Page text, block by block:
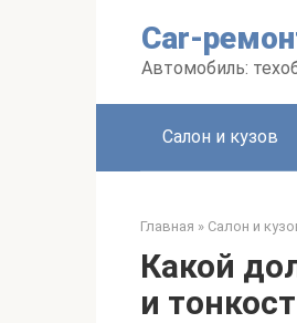
Car-
Автомобиль:
Салон и кузов
Главная » Салон и
Какой
и